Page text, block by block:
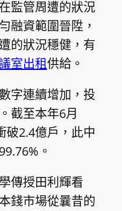
監管周遭的狀況
融資範圍晉陞，
的狀況穩健，有
室出租供給。
字連續增加，投
截至本年6月
破2.4億戶，此中
。
傳授田利輝看
錢市場從曩昔的